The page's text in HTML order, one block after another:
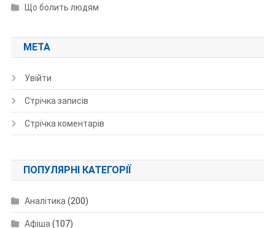
Що болить людям
МЕТА
Увійти
Стрічка записів
Стрічка коментарів
ПОПУЛЯРНІ КАТЕГОРІЇ
Аналітика (200)
Афіша (107)